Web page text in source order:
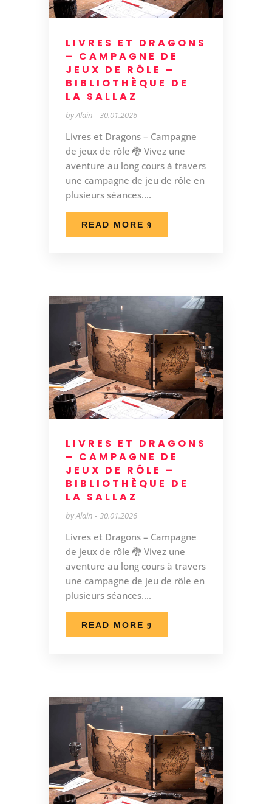
LIVRES ET DRAGONS
– CAMPAGNE DE
JEUX DE RÔLE –
BIBLIOTHÈQUE DE
LA SALLAZ
byAlain 30.01.2026
Livres et Dragons – Campagne
de jeux de rôle 🐉 Vivez une
aventure au long cours à travers
une campagne de jeu de rôle en
plusieurs séances....
READ MORE
LIVRES ET DRAGONS
– CAMPAGNE DE
JEUX DE RÔLE –
BIBLIOTHÈQUE DE
LA SALLAZ
byAlain 30.01.2026
Livres et Dragons – Campagne
de jeux de rôle 🐉 Vivez une
aventure au long cours à travers
une campagne de jeu de rôle en
plusieurs séances....
READ MORE